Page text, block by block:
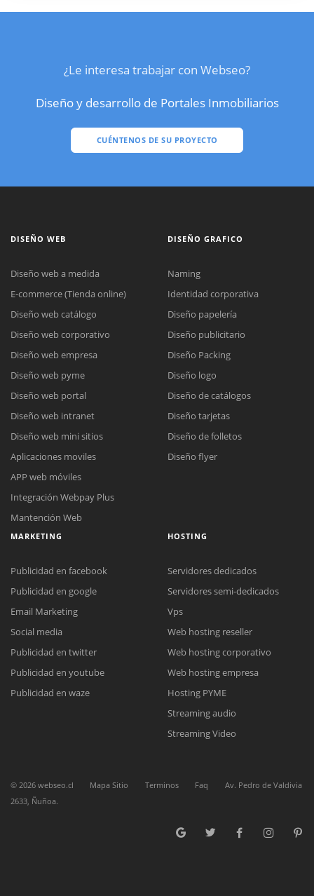
¿Le interesa trabajar con Webseo?
Diseño y desarrollo de Portales Inmobiliarios
CUÉNTENOS DE SU PROYECTO
Reunión online
Nuestros ejecutivos le enviarán un correo electrónico con el enlace a
Meet para la reunión online.
Cotización
Complete el formulario y nos contactaremos a la brevedad.
Chat Online
para enviarnos un correo electrónico con sus datos personales.
DISEÑO WEB
Diseño web a medida
E-commerce (Tienda online)
Diseño web catálogo
Diseño web corporativo
Diseño web empresa
Diseño web pyme
Diseño web portal
Diseño web intranet
Diseño web mini sitios
Aplicaciones moviles
APP web móviles
Integración Webpay Plus
Mantención Web
DISEÑO GRAFICO
Naming
Identidad corporativa
Diseño papelería
Diseño publicitario
Diseño Packing
Diseño logo
Diseño de catálogos
Diseño tarjetas
Diseño de folletos
Diseño flyer
MARKETING
Publicidad en facebook
Publicidad en google
Email Marketing
Social media
Publicidad en twitter
Publicidad en youtube
Publicidad en waze
HOSTING
Servidores dedicados
Servidores semi-dedicados
Vps
Web hosting reseller
Web hosting corporativo
Web hosting empresa
Hosting PYME
Streaming audio
Streaming Video
© 2026 webseo.cl Mapa Sitio Terminos Faq
Av. Pedro de Valdivia
2633, Ñuñoa.